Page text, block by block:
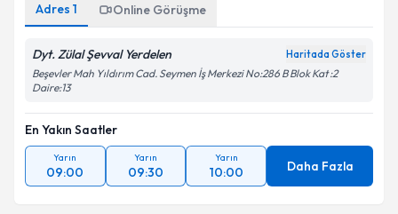
Adres 1 Online Görüşme
Dyt. Zülal Şevval Yerdelen Haritada Göster
Beşevler Mah Yıldırım Cad. Seymen İş Merkezi No:286 B Blok Kat :2
Daire:13
En Yakın Saatler
Yarın
09:00
Yarın
09:30
Yarın
10:00 Daha Fazla